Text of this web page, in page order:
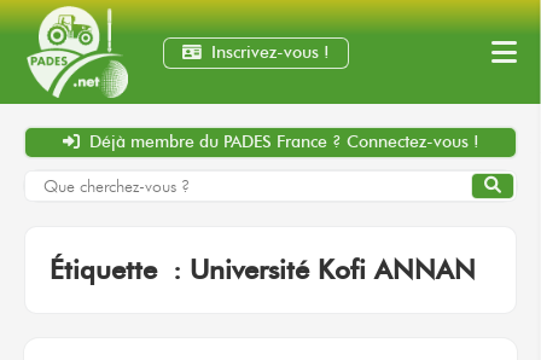
Inscrivez-vous !
Déjà membre du PADES France ? Connectez-vous !
Étiquette : Université Kofi ANNAN